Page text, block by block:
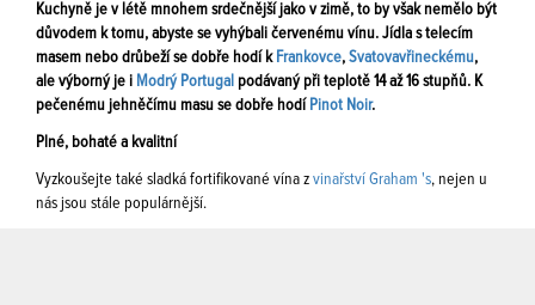
Kuchyně je v létě mnohem srdečnější jako v zimě, to by však nemělo být
důvodem k tomu, abyste se vyhýbali červenému vínu. Jídla s telecím
masem nebo drůbeží se dobře hodí k Frankovce, Svatovavřineckému,
ale výborný je i Modrý Portugal podávaný při teplotě 14 až 16 stupňů. K
pečenému jehněčímu masu se dobře hodí Pinot Noir.
Plné, bohaté a kvalitní
Vyzkoušejte také sladká fortifikované vína z vinařství Graham 's, nejen u
nás jsou stále populárnější.